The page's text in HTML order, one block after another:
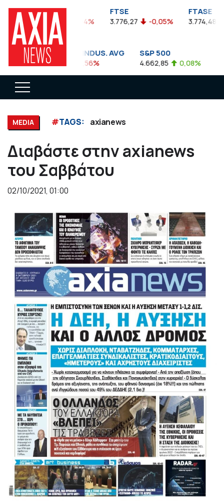
FTSEA
899,47 -0,04%
FTSE
3.776,27 -0,05%
FTASE
3.774,48
DOW JONES INDUS. AVG
35.911,81 -0,56%
S&P 500
4.662,85 0,08%
MEDIA #TAGS: axianews
Διαβάστε στην axianews
του Σαββάτου
02/10/2021, 01:00